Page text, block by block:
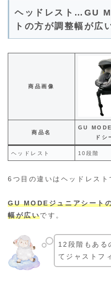
ヘッドレスト…GU
トの方が調整幅が広
商品画像
商品名
GU
ドシ
ヘッドレスト 10段階
6つ目の違いはヘッドレスト
GU MODEジュニアシート
幅が広いです。
12段階もある
てジャストフ